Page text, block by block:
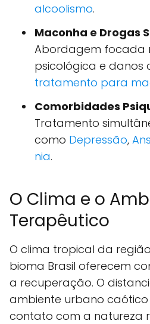
alcoolismo.
Maconha e Drogas
Abordagem focada
psicológica e danos
tratamento para
Comorbidades
Tratamento
como Depressão,
nia.
O Clima e o
Terapêutico
O clima tropical da
bioma Brasil oferecem
a recuperação. O
ambiente urbano caótico
contato com a natureza